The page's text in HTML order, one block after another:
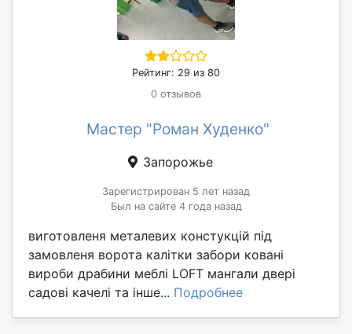
Рейтинг: 29 из 80
0 отзывов
Мастер "Роман Худенко"
Запорожье
Зарегистрирован 5 лет назад
Был на сайте 4 года назад
виготовленя металевих констукцій під
замовленя ворота калітки забори ковані
вироби драбини меблі LOFT мангали двері
садові качелі та інше... Подробнее